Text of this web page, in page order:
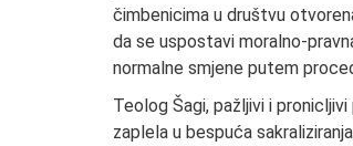
čimbenicima u društvu
da se uspostavi moralno-
normalne smjene putem
Teolog Šagi, pažljivi i
zaplela u bespuća